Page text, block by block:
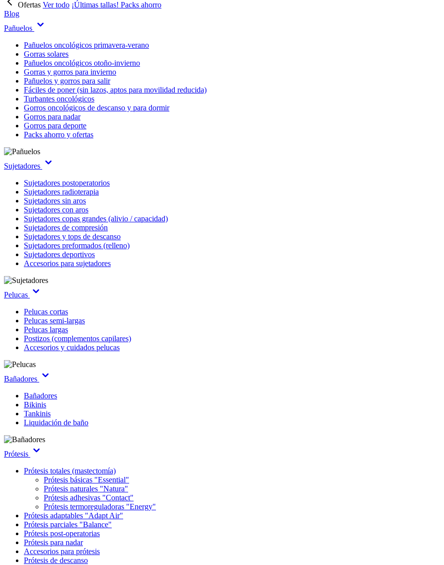
Ofertas Ver todo ¡Últimas tallas! Packs ahorro
Blog
Pañuelos
Pañuelos oncológicos primavera-verano
Gorras solares
Pañuelos oncológicos otoño-invierno
Gorras y gorros para invierno
Pañuelos y gorros para salir
Fáciles de poner (sin lazos, aptos para movilidad reducida)
Turbantes oncológicos
Gorros oncológicos de descanso y para dormir
Gorros para nadar
Gorros para deporte
Packs ahorro y ofertas
Sujetadores
Sujetadores postoperatorios
Sujetadores radioterapia
Sujetadores sin aros
Sujetadores con aros
Sujetadores copas grandes (alivio / capacidad)
Sujetadores de compresión
Sujetadores y tops de descanso
Sujetadores preformados (relleno)
Sujetadores deportivos
Accesorios para sujetadores
Pelucas
Pelucas cortas
Pelucas semi-largas
Pelucas largas
Postizos (complementos capilares)
Accesorios y cuidados pelucas
Bañadores
Bañadores
Bikinis
Tankinis
Liquidación de baño
Prótesis
Prótesis totales (mastectomía)
Prótesis básicas "Essential"
Prótesis naturales "Natura"
Prótesis adhesivas "Contact"
Prótesis termoreguladoras "Energy"
Prótesis adaptables "Adapt Air"
Prótesis parciales "Balance"
Prótesis post-operatorias
Prótesis para nadar
Accesorios para prótesis
Prótesis de descanso